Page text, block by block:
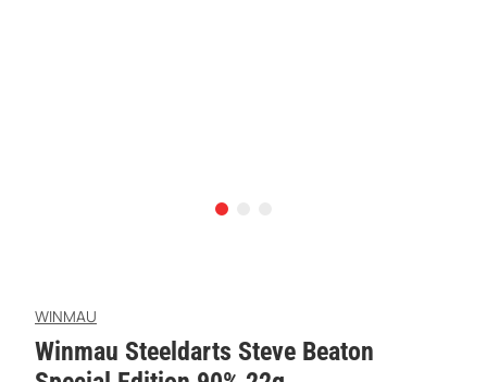
WINMAU
Winmau Steeldarts Steve Beaton